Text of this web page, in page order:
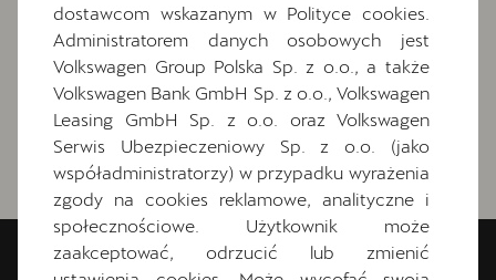
CUPRA Poznań Komorniki
dostawcom wskazanym w Polityce cookies.
Administratorem danych osobowych jest
Volkswagen Group Polska Sp. z o.o., a także
Volkswagen Bank GmbH Sp. z o.o., Volkswagen
Leasing GmbH Sp. z o.o. oraz Volkswagen
Serwis Ubezpieczeniowy Sp. z o.o. (jako
współadministratorzy) w przypadku wyrażenia
zgody na cookies reklamowe, analityczne i
społecznościowe. Użytkownik może
zaakceptować, odrzucić lub zmienić